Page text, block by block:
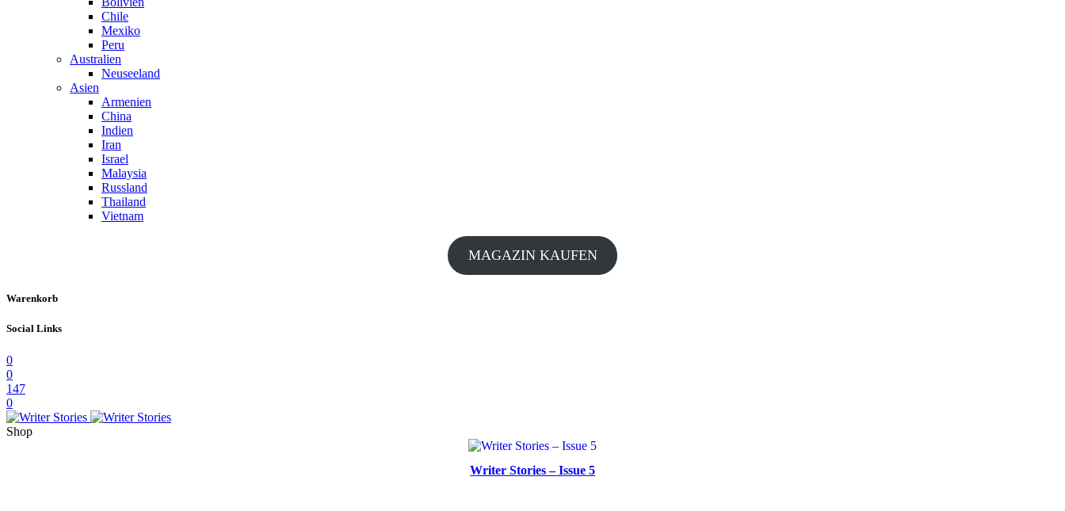
Chile
Mexiko
Peru
Australien
Neuseeland
Asien
Armenien
China
Indien
Iran
Israel
Malaysia
Russland
Thailand
Vietnam
MAGAZIN KAUFEN
Warenkorb
Social Links
0
0
147
0
Shop
Writer Stories – Issue 5